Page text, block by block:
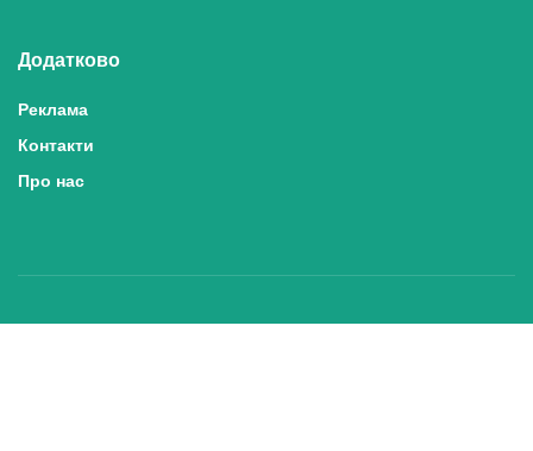
Додатково
Реклама
Контакти
Про нас
Політика конфіденційності та захисту персональних даних